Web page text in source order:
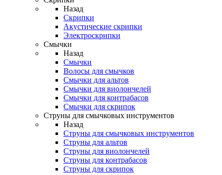
Назад
Скрипки
Акустические скрипки
Электроскрипки
Смычки
Назад
Смычки
Волосы для смычков
Смычки для альтов
Смычки для виолончелей
Смычки для контрабасов
Смычки для скрипок
Струны для смычковых инструментов
Назад
Струны для смычковых инструментов
Струны для альтов
Струны для виолончелей
Струны для контрабасов
Струны для скрипок